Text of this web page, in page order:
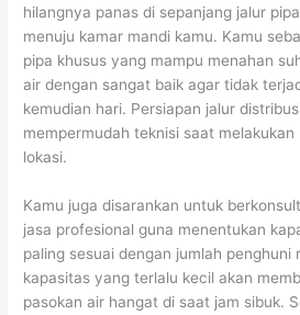
hilangnya panas di sepanjang jalur
menuju kamar mandi kamu. Kamu
pipa khusus yang mampu menahan
air dengan sangat baik agar tidak
kemudian hari. Persiapan jalur
mempermudah teknisi saat
lokasi.
Kamu juga disarankan untuk
jasa profesional guna menentukan
paling sesuai dengan jumlah penghuni
kapasitas yang terlalu kecil akan
pasokan air hangat di saat jam sibuk.